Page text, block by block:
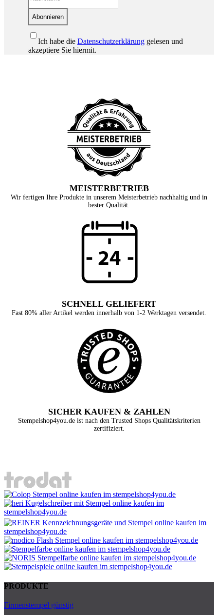
Abonnieren
Ich habe die Datenschutzerklärung gelesen und
akzeptiere Sie hiermit.
MEISTERBETRIEB
Wir fertigen Ihre Produkte in unserem Meisterbetrieb nachhaltig und in
bester Qualität.
SCHNELL GELIEFERT
Fast 80% aller Artikel werden innerhalb von 1-2 Werktagen versendet.
SICHER KAUFEN & ZAHLEN
Stempelshop4you.de ist nach den Trusted Shops Qualitätskriterien
zertifiziert.
PRODUKTE
Firmenstempel günstig